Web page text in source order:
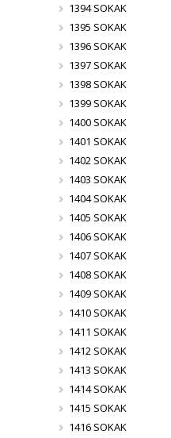
1394 SOKAK
1395 SOKAK
1396 SOKAK
1397 SOKAK
1398 SOKAK
1399 SOKAK
1400 SOKAK
1401 SOKAK
1402 SOKAK
1403 SOKAK
1404 SOKAK
1405 SOKAK
1406 SOKAK
1407 SOKAK
1408 SOKAK
1409 SOKAK
1410 SOKAK
1411 SOKAK
1412 SOKAK
1413 SOKAK
1414 SOKAK
1415 SOKAK
1416 SOKAK